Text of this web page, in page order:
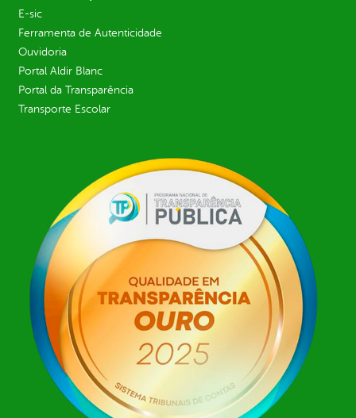
E-sic
Ferramenta de Autenticidade
Ouvidoria
Portal Aldir Blanc
Portal da Transparência
Transporte Escolar